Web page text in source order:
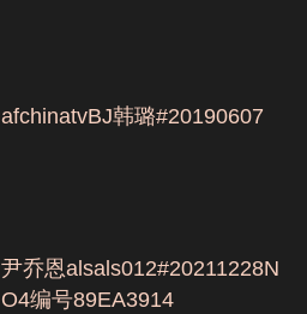
afchinatvBJ韩璐#20190607
尹乔恩alsals012#20211228N
O4编号89EA3914